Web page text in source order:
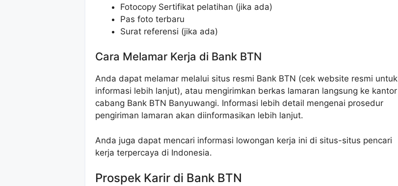
Fotocopy Sertifikat pelatihan (jika ada)
Pas foto terbaru
Surat referensi (jika ada)
Cara Melamar Kerja di Bank BTN
Anda dapat melamar melalui situs resmi Bank BTN (cek website resmi untuk
informasi lebih lanjut), atau mengirimkan berkas lamaran langsung ke kantor
cabang Bank BTN Banyuwangi. Informasi lebih detail mengenai prosedur
pengiriman lamaran akan diinformasikan lebih lanjut.
Anda juga dapat mencari informasi lowongan kerja ini di situs-situs pencari
kerja terpercaya di Indonesia.
Prospek Karir di Bank BTN